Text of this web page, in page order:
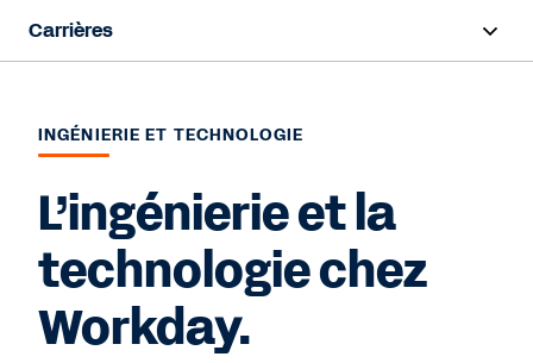
Carrières
Travailler chez Workday
Début de carrière
Programmes d’embauche
Équipes
INGÉNIERIE ET TECHNOLOGIE
L’ingénierie et la
technologie chez
Workday.